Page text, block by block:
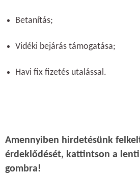
Betanítás;
Vidéki bejárás támogatása;
Havi fix fizetés utalással.
Amennyiben hirdetésünk
érdeklődését, kattintson a lenti
gombra!